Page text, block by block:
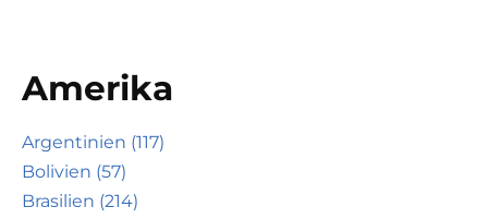
Amerika
Argentinien (117)
Bolivien (57)
Brasilien (214)